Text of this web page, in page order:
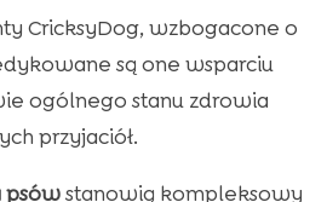
CricksyDog, wzbogacone o
są one wsparciu
ogólnego stanu zdrowia
przyjaciół.
psówstanowią kompleksowy